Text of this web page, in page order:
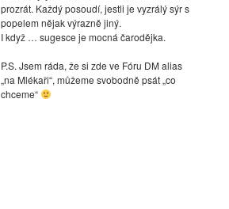
prozrát. Každý posoudí, jestli je vyzrálý sýr s
popelem nějak výrazně jiný.
I když … sugesce je mocná čarodějka.
P.S. Jsem ráda, že si zde ve Fóru DM alias
„na Mlékaři“, můžeme svobodně psát „co
chceme“